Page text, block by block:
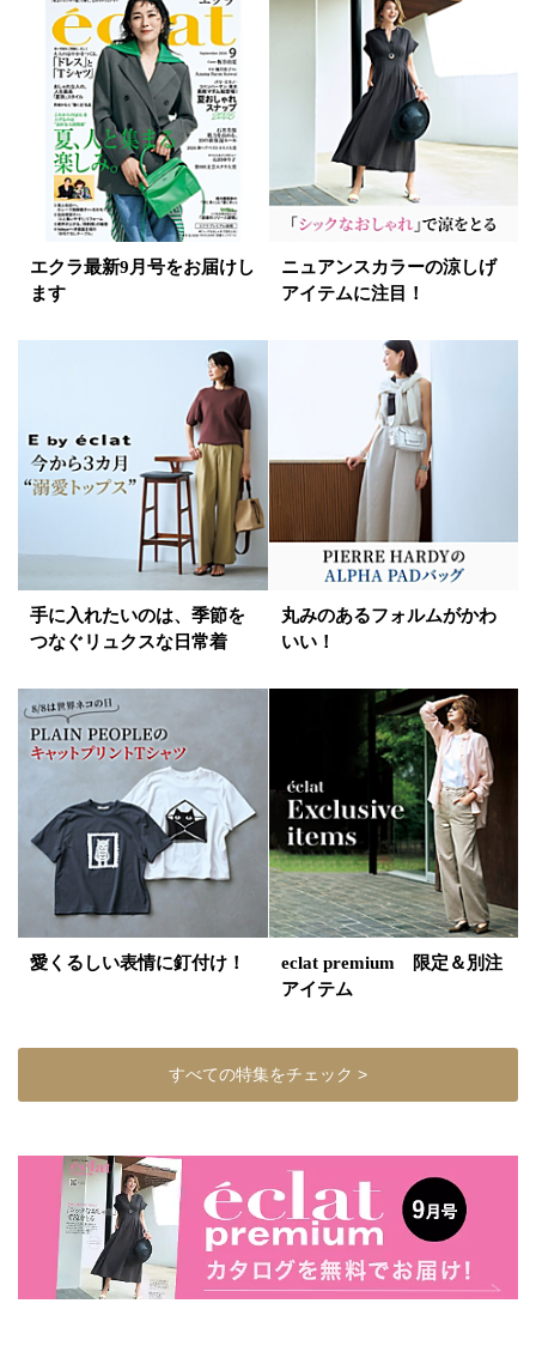
ベージュ ブラウン オレンジ
イエロー レッド ピンク
パープル グリーン ブルー
ゴールド シルバー マルチ
エクラ最新9月号をお届けし
ます
ニュアンスカラーの涼しげ
アイテムに注目！
手に入れたいのは、季節を
つなぐリュクスな日常着
丸みのあるフォルムがかわ
いい！
愛くるしい表情に釘付け！
eclat premium 限定＆別注
アイテム
すべての特集をチェック >